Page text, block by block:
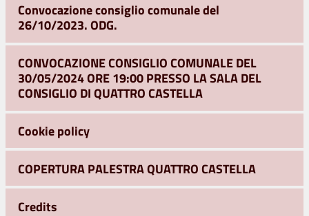
Convocazione consiglio comunale del
26/10/2023. ODG.
CONVOCAZIONE CONSIGLIO COMUNALE DEL
30/05/2024 ORE 19:00 PRESSO LA SALA DEL
CONSIGLIO DI QUATTRO CASTELLA
Cookie policy
COPERTURA PALESTRA QUATTRO CASTELLA
Credits